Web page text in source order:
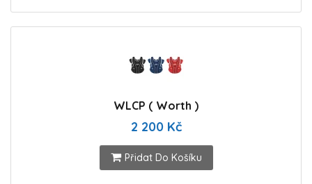
WLCP ( Worth )
2 200 Kč
Přidat Do Košíku